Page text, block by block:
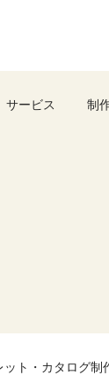
サービス 制
ット・カタログ制